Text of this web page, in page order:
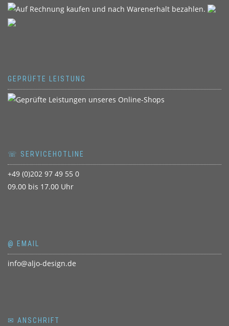
GEPRÜFTE LEISTUNG
☏ SERVICEHOTLINE
+49 (0)202 97 49 55 0
09.00 bis 17.00 Uhr
@ EMAIL
info@aljo-design.de
✉ ANSCHRIFT